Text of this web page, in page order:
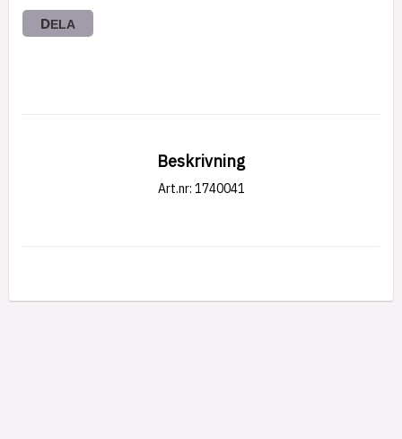
DELA
Beskrivning
Art.nr: 1740041